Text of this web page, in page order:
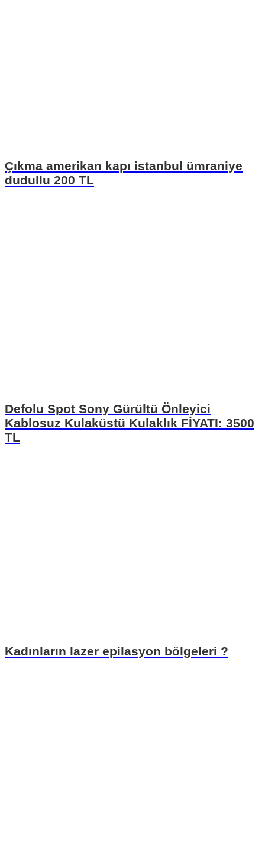
Çıkma amerikan kapı istanbul ümraniye
dudullu 200 TL
Defolu Spot Sony Gürültü Önleyici
Kablosuz Kulaküstü Kulaklık FİYATI: 3500
TL
Kadınların lazer epilasyon bölgeleri ?